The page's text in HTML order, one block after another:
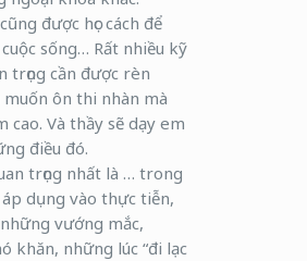
được học cách để
sống… Rất nhiều kỹ
trọng cần được rèn
muốn ôn thi nhàn mà
cao. Và thầy sẽ dạy em
điều đó.
trọng nhất là … trong
dụng vào thực tiễn,
vướng mắc,
khăn, những lúc “đi lạc